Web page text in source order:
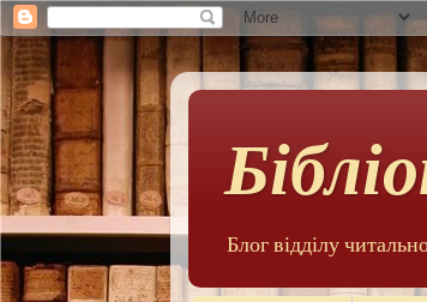
Блог відділу